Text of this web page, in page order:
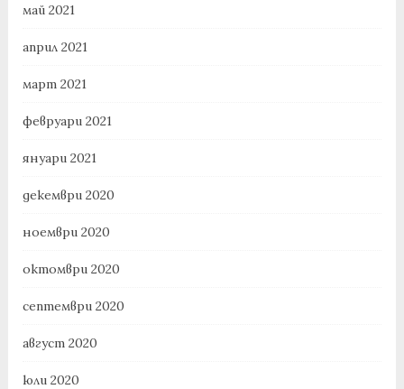
май 2021
април 2021
март 2021
февруари 2021
януари 2021
декември 2020
ноември 2020
октомври 2020
септември 2020
август 2020
юли 2020